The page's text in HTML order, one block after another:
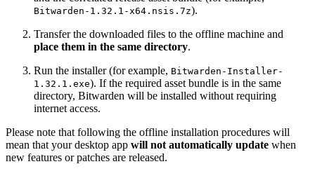
Bitwarden-1.32.1-x64.nsis.7z).
Transfer the downloaded files to the offline machine and
place them in the same directory.
Run the installer (for example, Bitwarden-Installer-
1.32.1.exe). If the required asset bundle is in the same
directory, Bitwarden will be installed without requiring
internet access.
Please note that following the offline installation procedures will
mean that your desktop app will not automatically update when
new features or patches are released.